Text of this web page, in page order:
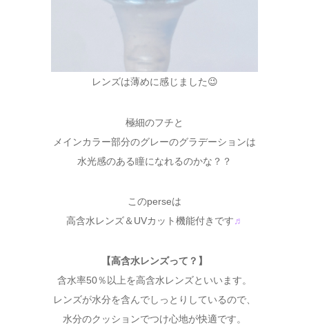
レンズは薄めに感じました😉
極細のフチと
メインカラー部分のグレーのグラデーションは
水光感のある瞳になれるのかな？？
このperseは
高含水レンズ＆UVカット機能付きです♬
【高含水レンズって？】
含水率50％以上を高含水レンズといいます。
レンズが水分を含んでしっとりしているので、
水分のクッションでつけ心地が快適です。